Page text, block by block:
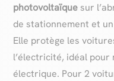
photovoltaïque sur
de stationnement et
Elle protège les
l’électricité, idéal
électrique. Pour 2